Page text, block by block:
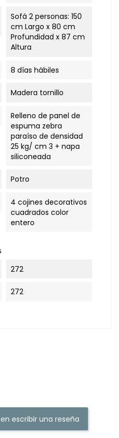
Sofá 2 personas: 150
cm Largo x 80 cm
Profundidad x 87 cm
Altura
8 días hábiles
Madera tornillo
Relleno de panel de
espuma zebra
paraíso de densidad
25 kg/ cm 3 + napa
siliconeada
Potro
4 cojines decorativos
cuadrados color
entero
272
272
escribir una reseña